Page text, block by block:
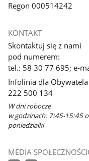
Regon 000514242
KONTAKT
Skontaktuj się z nami
pod numerem:
tel.: 58 30 77 695; e-
Infolinia dla Obywatela
222 500 134
W dni robocze
w godzinach: 7:45-15:45
poniedziałki
MEDIA